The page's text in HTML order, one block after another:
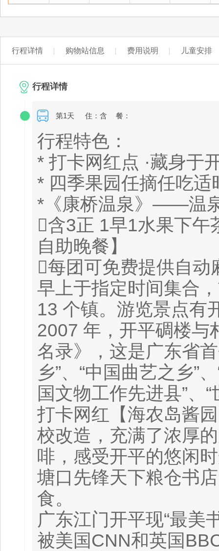
行程详情 购物站信息 费用说明 儿童安排
行程详情
第1天 住：含 餐：
行程特色：
* 打卡网红点 ·藏身于
* 四季果园任摘任吃
*《康桥温泉》——温
含3正 1早1水果下午
自助晚餐】
每团可免费提供自
早上于指定时间集合
13 个镇。游览景点有
2007 年，开平碉楼与
名录》，这是广东省
乡”、“中国曲艺之乡”
国文物工作先进县”、
打卡网红【海农岛酱
校改造，充满了浓厚
啡，感受开平的悠闲
塘口先锋天下粮仓书
食。
广东江门开平现“最美
被美国CNN和英国